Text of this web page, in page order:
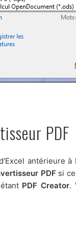
PDF
antérieure
PDF si
PDF Creator.